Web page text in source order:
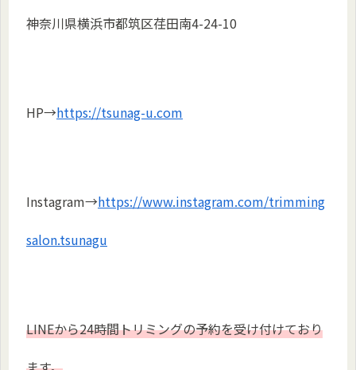
神奈川県横浜市都筑区荏田南4-24-10
HP→https://tsunag-u.com
Instagram→https://www.instagram.com/trimming
salon.tsunagu
LINEから24時間トリミングの予約を受け付けており